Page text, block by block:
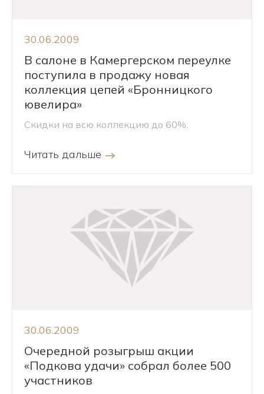
30.06.2009
В салоне в Камергерском переулке
поступила в продажу новая
коллекция цепей «Бронницкого
ювелира»
Скидки на всю коллекцию до 60%.
Читать дальше
30.06.2009
Очередной розыгрыш акции
«Подкова удачи» собрал более 500
участников